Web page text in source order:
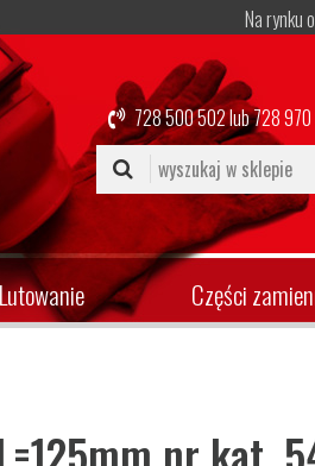
Na rynku
728 500 502lub728
Lutowanie Części